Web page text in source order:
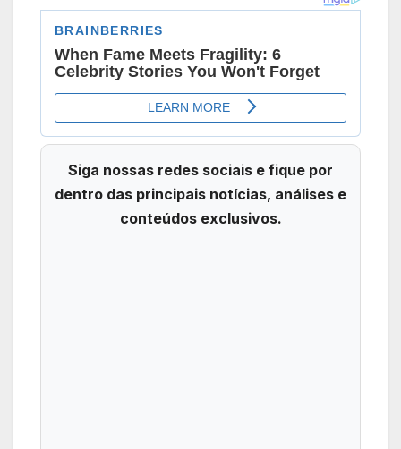
Siga nossas redes sociais e fique por
dentro das principais notícias, análises e
conteúdos exclusivos.